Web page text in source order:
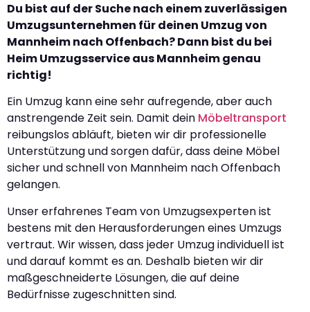
Du bist auf der Suche nach einem zuverlässigen
Umzugsunternehmen für deinen Umzug von
Mannheim nach Offenbach? Dann bist du bei
Heim Umzugsservice aus Mannheim genau
richtig!
Ein Umzug kann eine sehr aufregende, aber auch
anstrengende Zeit sein. Damit dein Möbeltransport
reibungslos abläuft, bieten wir dir professionelle
Unterstützung und sorgen dafür, dass deine Möbel
sicher und schnell von Mannheim nach Offenbach
gelangen.
Unser erfahrenes Team von Umzugsexperten ist
bestens mit den Herausforderungen eines Umzugs
vertraut. Wir wissen, dass jeder Umzug individuell ist
und darauf kommt es an. Deshalb bieten wir dir
maßgeschneiderte Lösungen, die auf deine
Bedürfnisse zugeschnitten sind.